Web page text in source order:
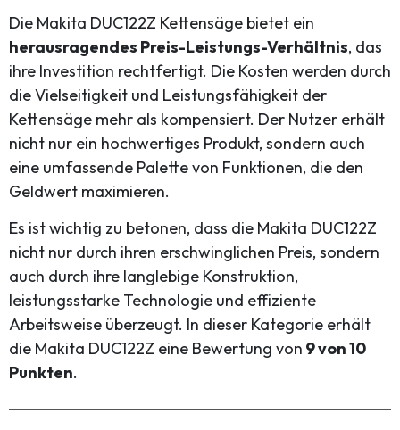
Die Makita DUC122Z Kettensäge bietet ein
herausragendes Preis-Leistungs-Verhältnis, das
ihre Investition rechtfertigt. Die Kosten werden durch
die Vielseitigkeit und Leistungsfähigkeit der
Kettensäge mehr als kompensiert. Der Nutzer erhält
nicht nur ein hochwertiges Produkt, sondern auch
eine umfassende Palette von Funktionen, die den
Geldwert maximieren.
Es ist wichtig zu betonen, dass die Makita DUC122Z
nicht nur durch ihren erschwinglichen Preis, sondern
auch durch ihre langlebige Konstruktion,
leistungsstarke Technologie und effiziente
Arbeitsweise überzeugt. In dieser Kategorie erhält
die Makita DUC122Z eine Bewertung von 9 von 10
Punkten.